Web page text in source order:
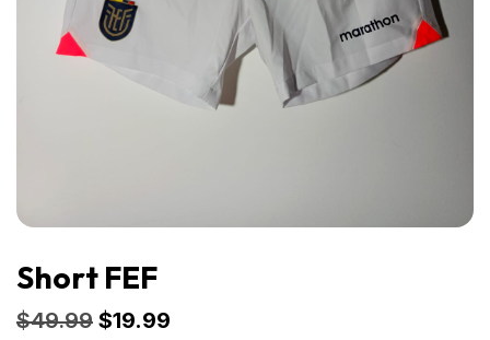
Short FEF
$49.99 $19.99